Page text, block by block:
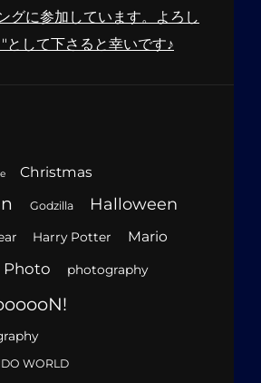
グに参加しています。よろし
として下さると幸いです♪
Christmas
Godzilla Halloween
Harry Potter Mario
Photo photography
WORLD